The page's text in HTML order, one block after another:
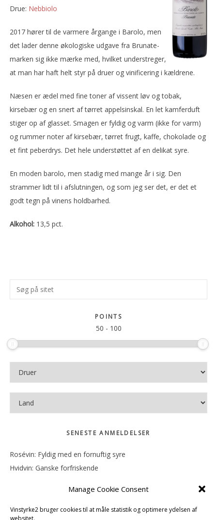
Manage Cookie Consent
Vinstyrke2 bruger cookies til at måle statistik og optimere ydelsen af
websitet.
Drue:
nebbiolo
2017 hører til de varmere årgange i Barolo, men
det lader denne økologiske udgave fra Brunate-
marken sig ikke mærke med, hvilket understreger,
at man har haft helt styr på druer og vinificering i kældrene.
Næsen er ædel med fine toner af vissent løv og tobak,
kirsebær og en snert af tørret appelsinskal. En let kamferduft
stiger op af glasset. Smagen er fyldig og varm (ikke for varm)
og rummer noter af kirsebær, tørret frugt, kaffe, chokolade og
et fint peberdrys. Det hele understøttet af en delikat syre.
En moden barolo, men stadig med mange år i sig. Den
strammer lidt til i afslutningen, og som jeg ser det, er det et
godt tegn på vinens holdbarhed.
Alkohol: 13,5 pct.
Primær
Sidebar
Søg
på
POINTS
50 - 100
SENESTE ANMELDELSER
Rosévin: Fyldig med en fornuftig syre
Hvidvin: Ganske forfriskende
Hvidvin: Smørfedme og tropisk sødme
Rosévin: Blød, rund og sødladen